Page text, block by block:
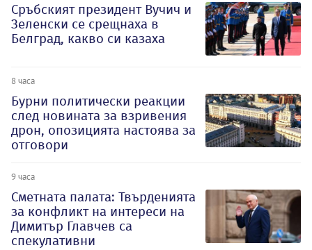
Сръбският президент Вучич и
Зеленски се срещнаха в
Белград, какво си казаха
8 часа
Бурни политически реакции
след новината за взривения
дрон, опозицията настоява за
отговори
9 часа
Сметната палата: Твърденията
за конфликт на интереси на
Димитър Главчев са
спекулативни